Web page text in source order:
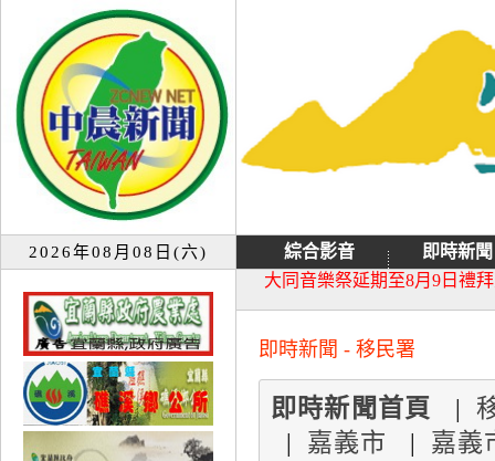
2026年08月08日(六) 綜合影音 即時新聞
宜蘭童玩節7月13日重新開園
大同音樂祭延期至8月9日禮
即時新聞 - 移民署
即時新聞首頁 |
| 嘉義市 | 嘉義